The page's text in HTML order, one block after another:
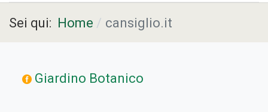
Sei qui: Home cansiglio.it
Giardino Botanico